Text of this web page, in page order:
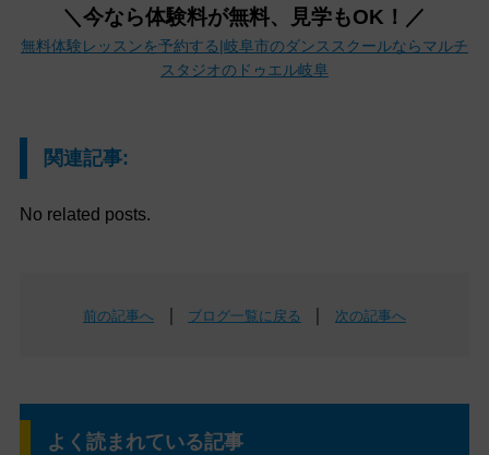
＼今なら体験料が無料、見学もOK！／
無料体験レッスンを予約する|岐阜市のダンススクールならマルチ
スタジオのドゥエル岐阜
関連記事:
No related posts.
前の記事へ ブログ一覧に戻る 次の記事へ
よく読まれている記事